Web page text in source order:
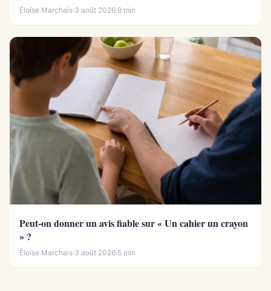
Éloïse Marchais·3 août 2026·9 min
Peut-on donner un avis fiable sur « Un cahier un crayon
» ?
Éloïse Marchais·3 août 2026·5 min